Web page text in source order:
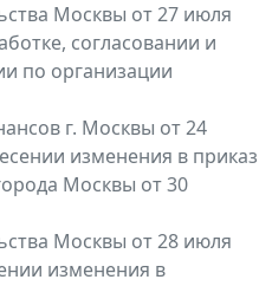
Москвы от 27 июля
согласовании и
по организации
г. Москвы от 24
изменения в приказ
Москвы от 30
Москвы от 28 июля
изменения в